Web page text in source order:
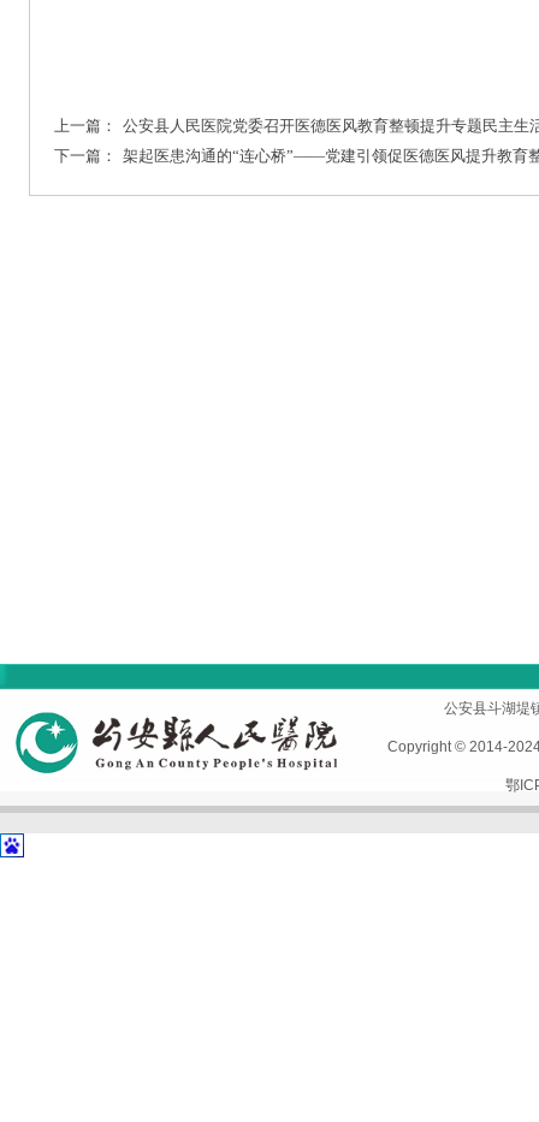
上一篇：
公安县人民医院党委召开医德医风教育整顿提升专题民主
下一篇：
架起医患沟通的“连心桥”——党建引领促医德医风提升教育
公安县斗湖
Copyright © 2014-
鄂